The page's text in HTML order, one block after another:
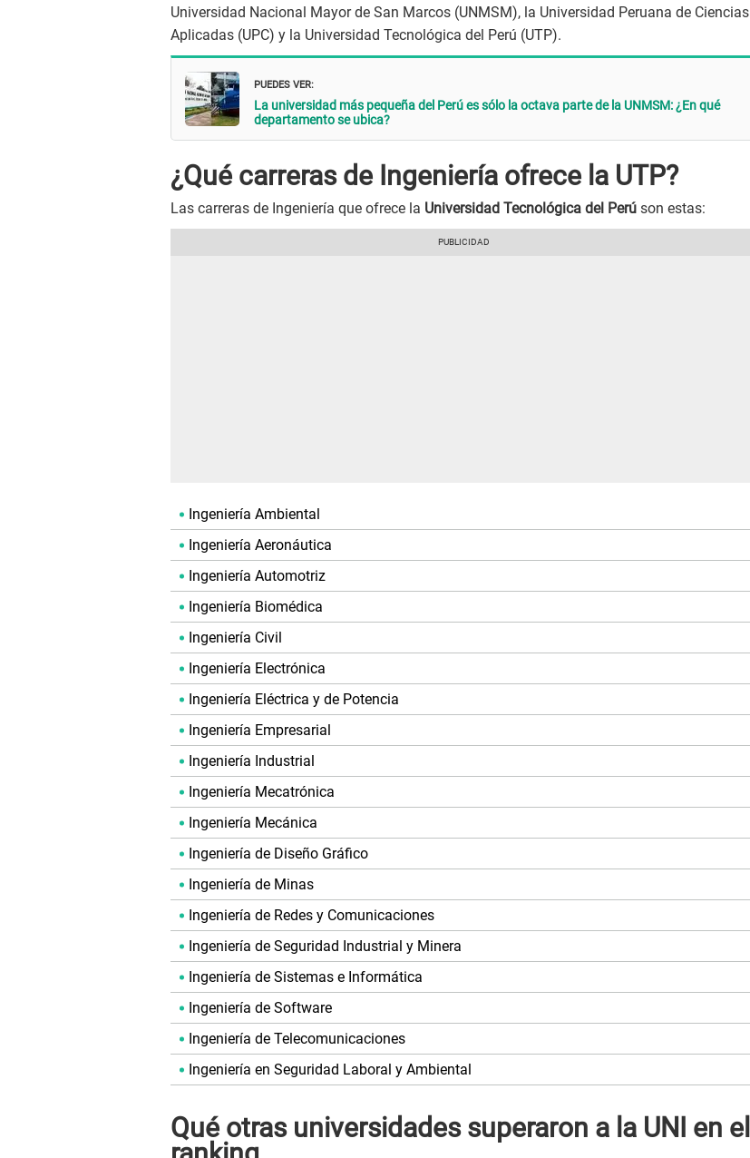
Universidad Nacional Mayor de San Marcos (UNMSM), la Universidad Peruana de Ciencias
Aplicadas (UPC) y la Universidad Tecnológica del Perú (UTP).
PUEDES VER:
La universidad más pequeña del Perú es sólo la octava parte de la UNMSM: ¿En qué
departamento se ubica?
¿Qué carreras de Ingeniería ofrece la UTP?
Las carreras de Ingeniería que ofrece la Universidad Tecnológica del Perú son estas:
Ingeniería Ambiental
Ingeniería Aeronáutica
Ingeniería Automotriz
Ingeniería Biomédica
Ingeniería Civil
Ingeniería Electrónica
Ingeniería Eléctrica y de Potencia
Ingeniería Empresarial
Ingeniería Industrial
Ingeniería Mecatrónica
Ingeniería Mecánica
Ingeniería de Diseño Gráfico
Ingeniería de Minas
Ingeniería de Redes y Comunicaciones
Ingeniería de Seguridad Industrial y Minera
Ingeniería de Sistemas e Informática
Ingeniería de Software
Ingeniería de Telecomunicaciones
Ingeniería en Seguridad Laboral y Ambiental
Qué otras universidades superaron a la UNI en el